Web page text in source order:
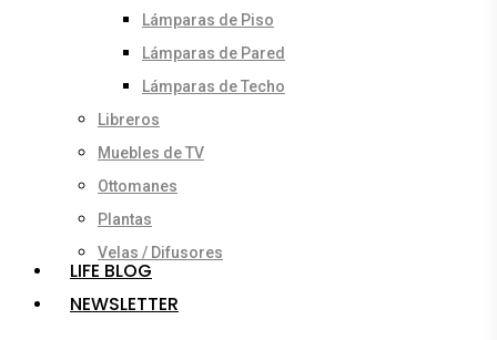
Lámparas de Piso
Lámparas de Pared
Lámparas de Techo
Libreros
Muebles de TV
Ottomanes
Plantas
Velas / Difusores
LIFE BLOG
NEWSLETTER